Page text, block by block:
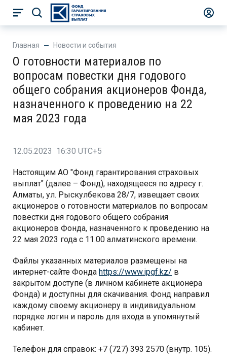
Главная Новости и события
О готовности материалов по
вопросам повестки дня годового
общего собрания акционеров Фонда,
назначенного к проведению на 22
мая 2023 года
12.05.2023 16:30 UTC+5
Настоящим АО "Фонд гарантирования страховых
выплат" (далее – Фонд), находящееся по адресу г.
Алматы, ул. Рыскулбекова 28/7, извещает своих
акционеров о готовности материалов по вопросам
повестки дня годового общего собрания
акционеров Фонда, назначенного к проведению на
22 мая 2023 года с 11.00 алматинского времени.
Файлы указанных материалов размещены на
интернет-сайте Фонда https://www.ipgf.kz/ в
закрытом доступе (в личном кабинете акционера
Фонда) и доступны для скачивания. Фонд направил
каждому своему акционеру в индивидуальном
порядке логин и пароль для входа в упомянутый
кабинет.
Телефон для справок: +7 (727) 393 2570 (внутр. 105).